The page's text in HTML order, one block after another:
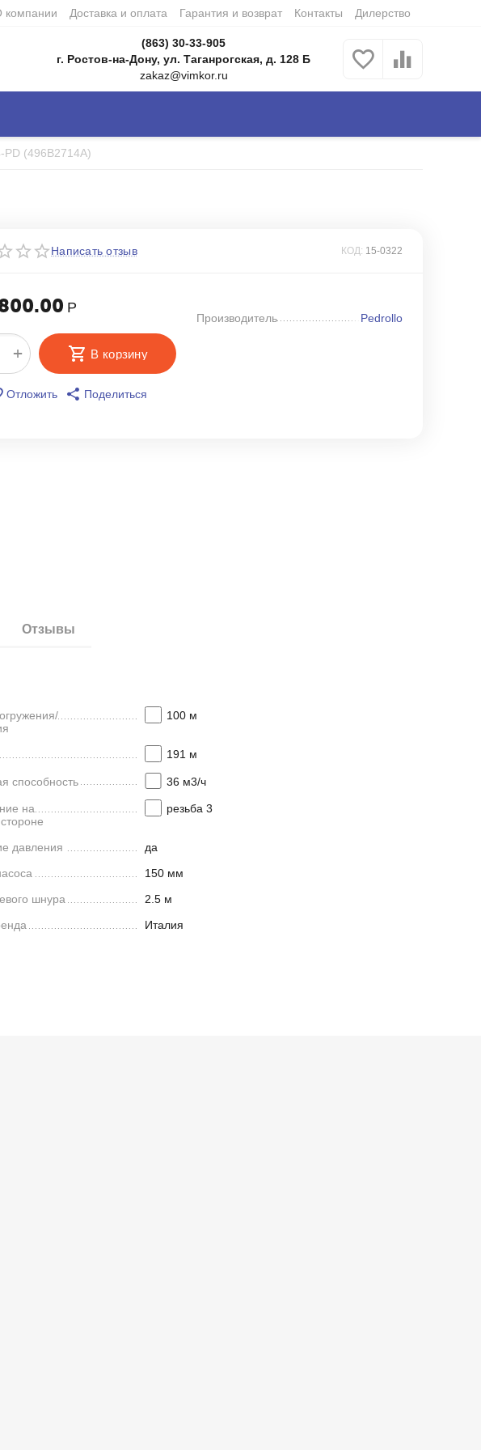
компании Доставка и оплата Гарантия и возврат Контакты Дилерство
(863) 30-33-905
г. Ростов-на-Дону, ул. Таганрогская, д. 128 Б
zakaz@vimkor.ru
PD (496B2714A)
Написать отзыв КОД: 15-0322
Р
+ В корзину
Отложить Поделиться
Производитель Pedrollo
Отзывы
100 м
191 м
способность 36 м3/ч
на
резьба 3
давления
да
150 мм
шнура
2.5 м
Италия